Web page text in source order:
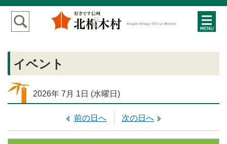
イベント
2026年 7月 1日 (水曜日 )
前の日へ 次の日へ